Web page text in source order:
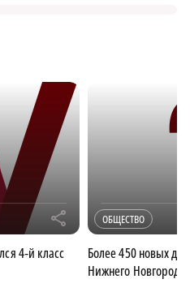
r
4‑й класс
ОБЩЕСТВО
Более 450 новых
Нижнего Новгорода